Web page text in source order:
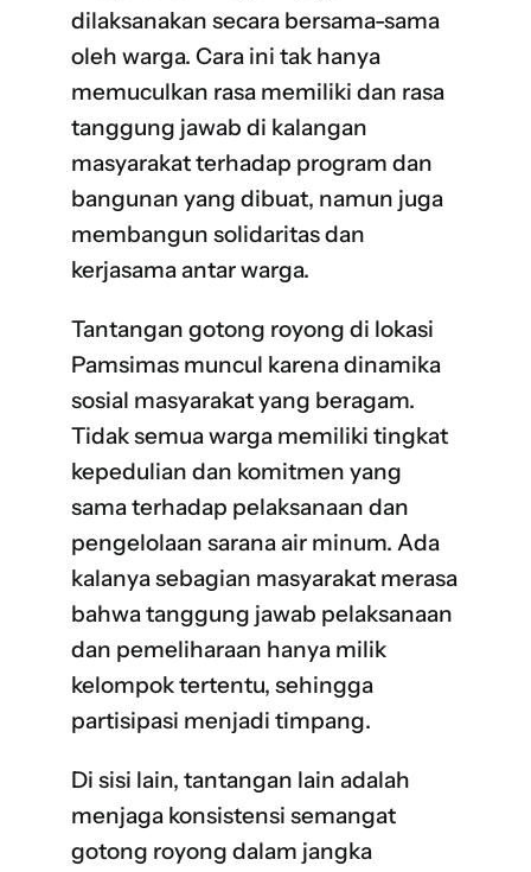
dilaksanakan secara bersama-sama
oleh warga. Cara ini tak hanya
memuculkan rasa memiliki dan rasa
tanggung jawab di kalangan
masyarakat terhadap program dan
bangunan yang dibuat, namun juga
membangun solidaritas dan
kerjasama antar warga.
Tantangan gotong royong di lokasi
Pamsimas muncul karena dinamika
sosial masyarakat yang beragam.
Tidak semua warga memiliki tingkat
kepedulian dan komitmen yang
sama terhadap pelaksanaan dan
pengelolaan sarana air minum. Ada
kalanya sebagian masyarakat merasa
bahwa tanggung jawab pelaksanaan
dan pemeliharaan hanya milik
kelompok tertentu, sehingga
partisipasi menjadi timpang.
Di sisi lain, tantangan lain adalah
menjaga konsistensi semangat
gotong royong dalam jangka